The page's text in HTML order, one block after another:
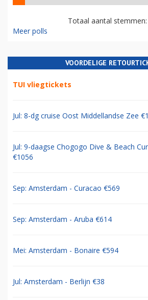
Totaal aantal
Meer polls
VOORDELIGE
TUI vliegtickets
Jul: 8-dg cruise Oost Middellandse Zee
Jul: 9-daagse Chogogo Dive & Beach
€1056
Sep: Amsterdam - Curacao €569
Sep: Amsterdam - Aruba €614
Mei: Amsterdam - Bonaire €594
Jul: Amsterdam - Berlijn €38